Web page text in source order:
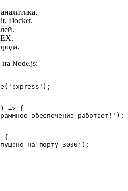
Docker.
Node.js:
=> {
обеспечение работает!');
{
на порту 3000');